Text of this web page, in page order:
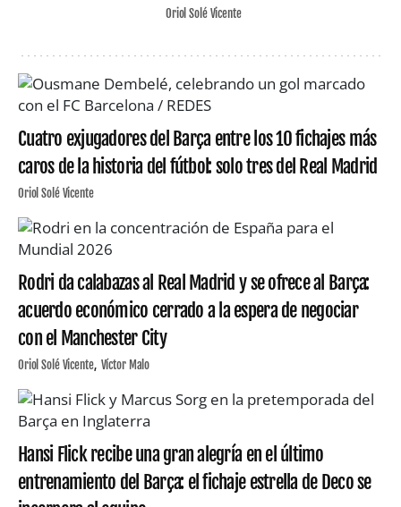
Oriol Solé Vicente
Cuatro exjugadores del Barça entre los 10 fichajes más
caros de la historia del fútbol: solo tres del Real Madrid
Oriol Solé Vicente
Rodri da calabazas al Real Madrid y se ofrece al Barça:
acuerdo económico cerrado a la espera de negociar
con el Manchester City
Oriol Solé Vicente Víctor Malo
Hansi Flick recibe una gran alegría en el último
entrenamiento del Barça: el fichaje estrella de Deco se